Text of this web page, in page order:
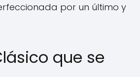
por un último y
que se